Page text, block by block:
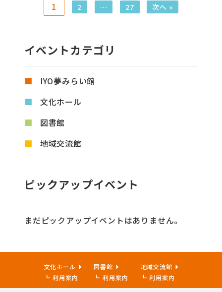
1 2 … 27 次へ »
イベントカテゴリ
IYO夢みらい館
文化ホール
図書館
地域交流館
ピックアップイベント
まだピックアップイベントはありません。
文化ホール
利用案内
図書館
利用案内
地域交流館
利用案内